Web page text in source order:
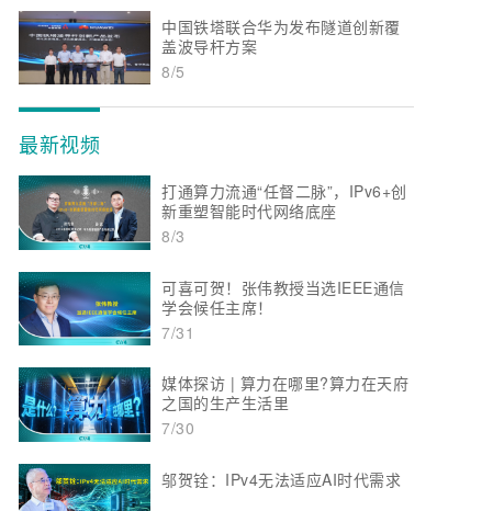
中国铁塔联合华为发布隧道创新覆
盖波导杆方案
8/5
最新视频
打通算力流通“任督二脉”，IPv6+创
新重塑智能时代网络底座
8/3
可喜可贺！张伟教授当选IEEE通信
学会候任主席！
7/31
媒体探访 | 算力在哪里?算力在天府
之国的生产生活里
7/30
邬贺铨：IPv4无法适应AI时代需求